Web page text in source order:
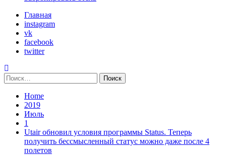
Главная
instagram
vk
facebook
twitter
Найти:
Home
2019
Июль
1
Utair обновил условия программы Status. Теперь
получить бессмысленный статус можно даже после 4
полетов